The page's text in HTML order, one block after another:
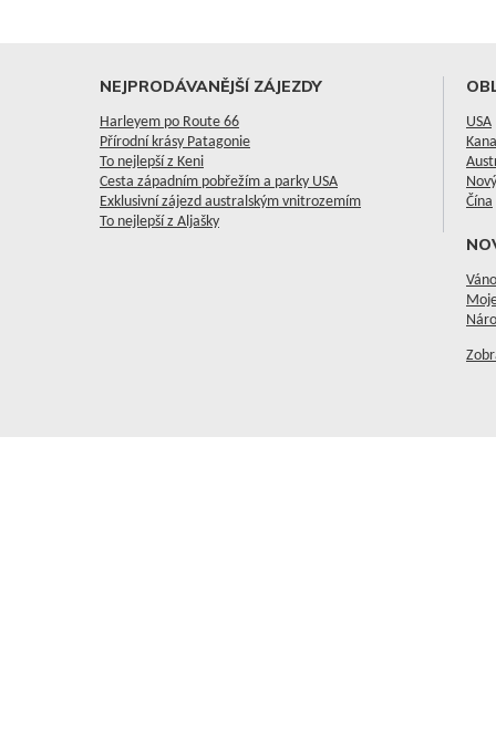
NEJPRODÁVANĚJŠÍ ZÁJEZDY
Harleyem po Route 66
Přírodní krásy Patagonie
To nejlepší z Keni
Cesta západním pobřežím a parky USA
Exklusivní zájezd australským vnitrozemím
To nejlepší z Aljašky
USA
Čína